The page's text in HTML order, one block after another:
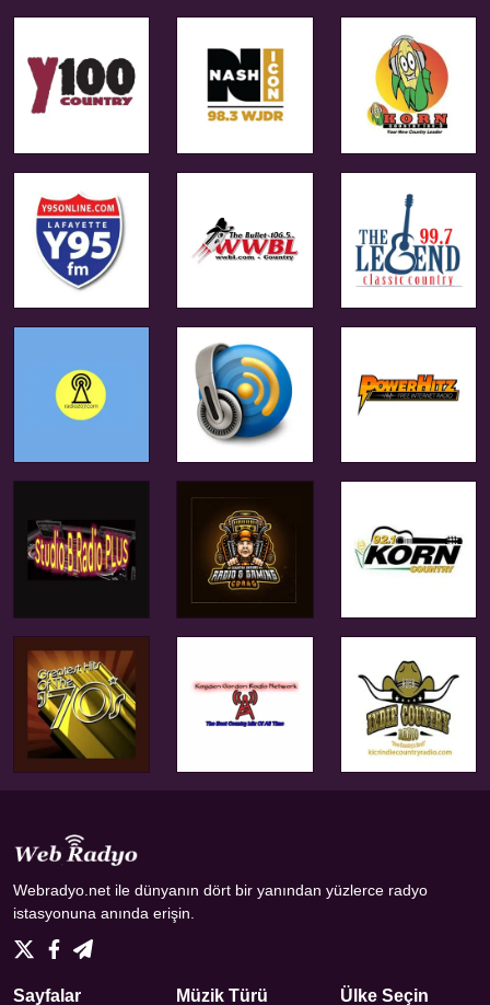
Webradyo.net ile dünyanın dört bir yanından yüzlerce radyo
istasyonuna anında erişin.
Sayfalar Müzik Türü Ülke Seçin